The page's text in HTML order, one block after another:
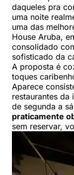
daqueles pra
uma noite
uma das
House Aruba,
consolidado
sofisticado da
A proposta é
toques
Aparece
restaurantes da
de segunda a
praticamente
sem reservar,